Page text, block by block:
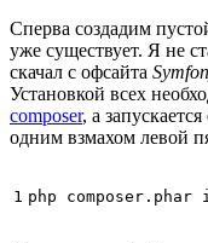
Сперва создадим
уже существует. Я не
скачал с офсайта
Установкой всех
composer, а
одним взмахом левой
1